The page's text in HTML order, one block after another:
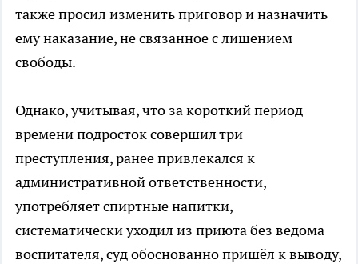
также просил изменить приговор и назначить
ему наказание, не связанное с лишением
свободы.
Однако, учитывая, что за короткий период
времени подросток совершил три
преступления, ранее привлекался к
административной ответственности,
употребляет спиртные напитки,
систематически уходил из приюта без ведома
воспитателя, суд обоснованно пришёл к выводу,